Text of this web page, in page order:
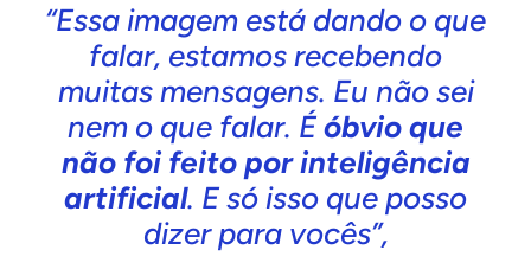
“Essa imagem está dando o que
falar, estamos recebendo
muitas mensagens. Eu não sei
nem o que falar. Éóbvio que
não foi feito por inteligência
artificial. E só isso que posso
dizer para vocês”,